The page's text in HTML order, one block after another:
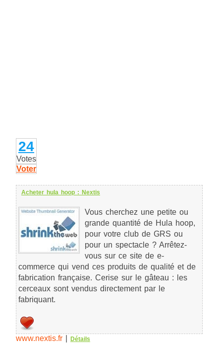
24
Votes
Voter
Acheter hula hoop : Nextis
Vous cherchez une petite ou
grande quantité de Hula hoop,
pour votre club de GRS ou
pour un spectacle ? Arrêtez-
vous sur ce site de e-
commerce qui vend ces produits de qualité et de
fabrication française. Cerise sur le gâteau : les
cerceaux sont vendus directement par le
fabriquant.
www.nextis.fr| Détails